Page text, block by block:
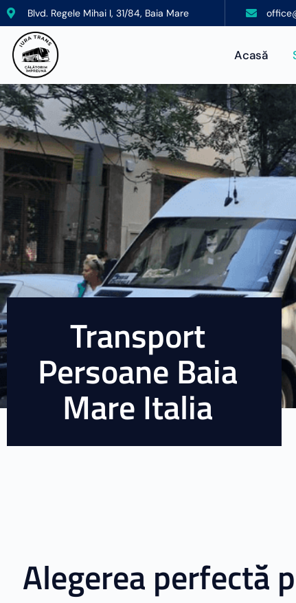
Blvd. Regele Mihai I, 31/84, Baia Mare
Acasă
Transport
Persoane Baia
Mare Italia​​
Alegerea perfectă